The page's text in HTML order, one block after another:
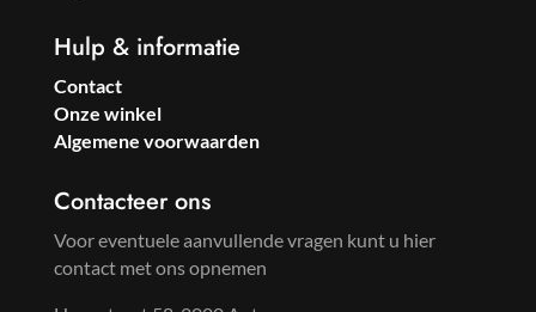
Hulp & informatie
Contact
Onze winkel
Algemene voorwaarden
Contacteer ons
Voor eventuele aanvullende vragen kunt u hier
contact met ons opnemen